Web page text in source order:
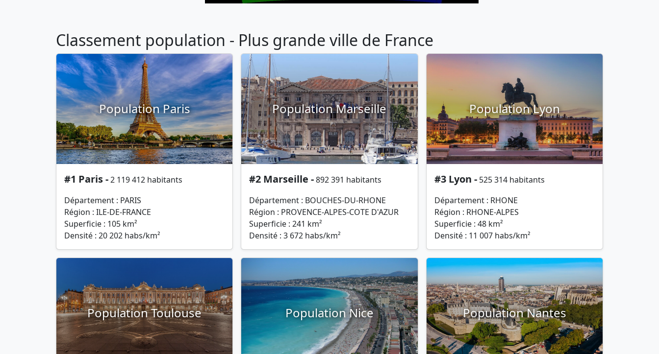
Classement population - Plus grande ville de France
Population Paris
#1 Paris -2 119 412 habitants
Département : PARIS
Région : ILE-DE-FRANCE
Superficie : 105 km²
Densité : 20 202 habs/km²
Population Marseille
#2 Marseille -892 391 habitants
Département : BOUCHES-DU-RHONE
Région : PROVENCE-ALPES-COTE D'AZUR
Superficie : 241 km²
Densité : 3 672 habs/km²
Population Lyon
#3 Lyon - 525 314 habitants
Département : RHONE
Région : RHONE-ALPES
Superficie : 48 km²
Densité : 11 007 habs/km²
Population Toulouse Population Nice Population Nantes